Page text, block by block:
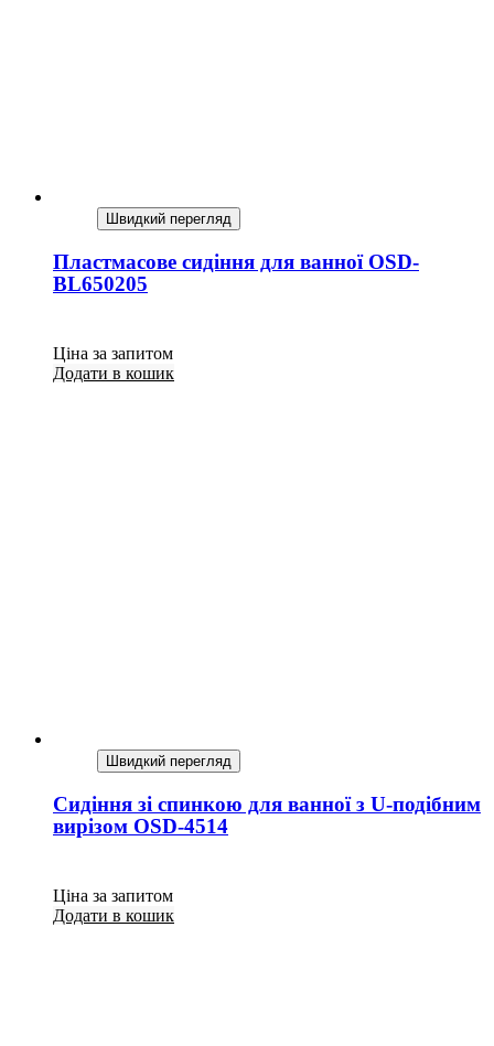
Швидкий перегляд
Пластмасове сидіння для ванної OSD-
BL650205
Ціна за запитом
Додати в кошик
Швидкий перегляд
Сидіння зі спинкою для ванної з U-подібним
вирізом OSD-4514
Ціна за запитом
Додати в кошик